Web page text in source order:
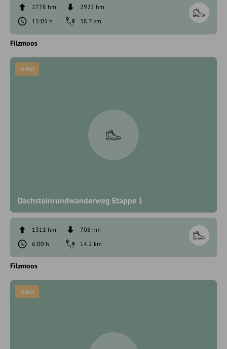
2778 hm
2922 hm
15:05 h
38,7 km
Filzmoos
Dachsteinrundwanderweg Etappe 1
mittel
1311 hm
708 hm
6:00 h
14,2 km
Filzmoos
mittel